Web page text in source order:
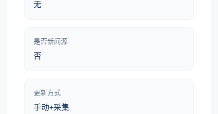
无
是否新闻源
否
更新方式
手动+采集